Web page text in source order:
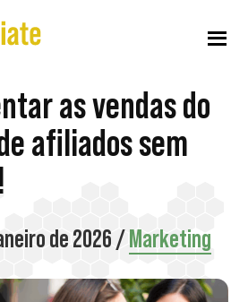
as vendas do
afiliados sem
de 2026/ Marketing